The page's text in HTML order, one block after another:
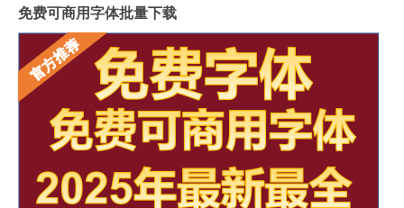
免费可商用字体批量下载